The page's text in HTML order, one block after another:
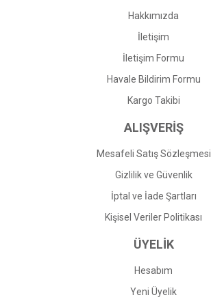
Gönder
Hakkımızda
İletişim
İletişim Formu
Havale Bildirim Formu
Kargo Takibi
ALIŞVERİŞ
Mesafeli Satış Sözleşmesi
Gizlilik ve Güvenlik
İptal ve İade Şartları
Kişisel Veriler Politikası
ÜYELİK
Hesabım
Yeni Üyelik